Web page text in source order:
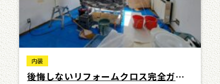
内装
後悔しないリフォームクロス完全ガイ